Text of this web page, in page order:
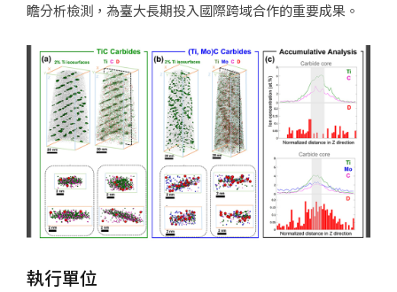
瞻分析檢測，為臺大長期投入國際跨域合作的重要成果。
執行單位